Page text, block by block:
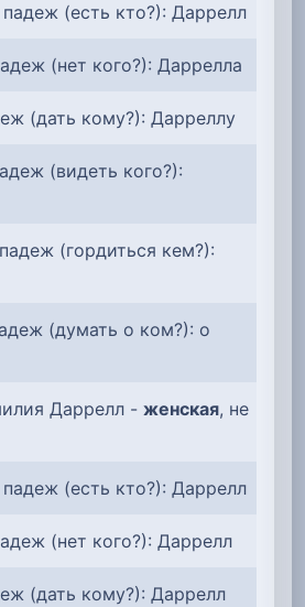
(есть кто?): Даррелл
(нет кого?): Даррелла
(дать кому?): Дарреллу
(видеть кого?):
(гордиться кем?):
(думать о ком?): о
Даррелл - женская, не
(есть кто?): Даррелл
(нет кого?): Даррелл
(дать кому?): Даррелл